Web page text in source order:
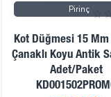
Ön Sipariş Pirinç
Kot Düğmesi 15 Mm
Çanaklı Koyu Antik
Adet/Paket